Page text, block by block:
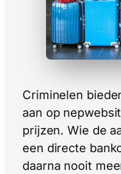
Criminelen
aan op
prijzen. Wie de
een directe
daarna nooit